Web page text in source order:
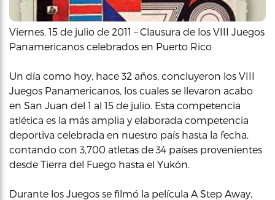
Viernes, 15 de julio de 2011 – Clausura de los VIII Juegos
Panamericanos celebrados en Puerto Rico
Un día como hoy, hace 32 años, concluyeron los VIII
Juegos Panamericanos, los cuales se llevaron acabo
en San Juan del 1 al 15 de julio. Esta competencia
atlética es la más amplia y elaborada competencia
deportiva celebrada en nuestro país hasta la fecha,
contando con 3,700 atletas de 34 países provenientes
desde Tierra del Fuego hasta el Yukón.
Durante los Juegos se filmó la película A Step Away,